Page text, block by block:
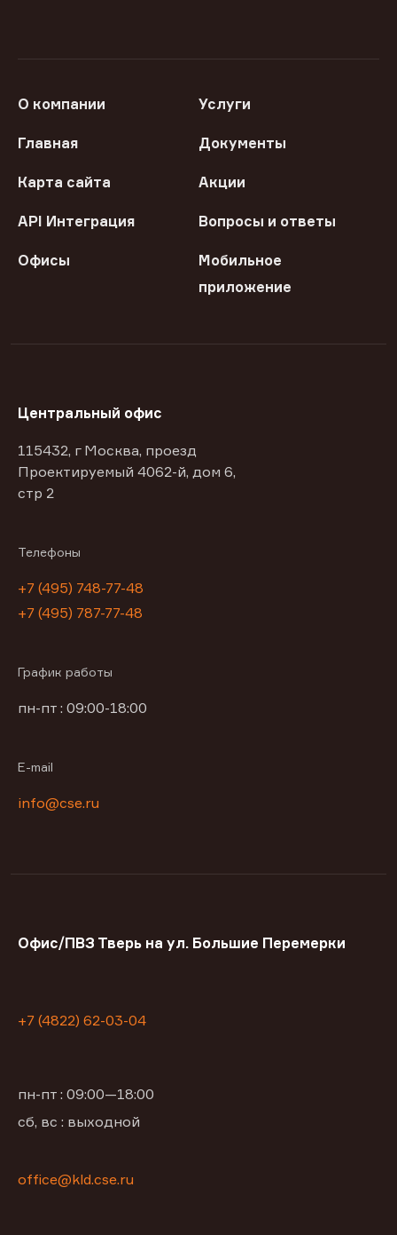
О компании Услуги
Главная Документы
Карта сайта Акции
API Интеграция Вопросы и ответы
Офисы
Мобильное
приложение
Центральный офис
115432, г Москва, проезд
Проектируемый 4062-й, дом 6,
стр 2
Телефоны
+7 (495) 748-77-48
+7 (495) 787-77-48
График работы
пн-пт : 09:00-18:00
E-mail
info@cse.ru
Офис/ПВЗ Тверь на ул. Большие Перемерки
+7 (4822) 62-03-04
пн-пт : 09:00—18:00
сб, вс : выходной
office@kld.cse.ru